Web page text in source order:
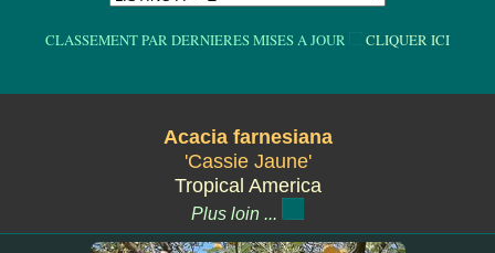
CLASSEMENT PAR DERNIERES MISES A JOUR CLIQUER ICI
Acacia farnesiana
'Cassie Jaune'
Tropical America
Plus loin ...